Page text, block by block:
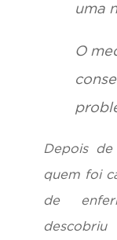
uma
O
Depois
quem foi
de